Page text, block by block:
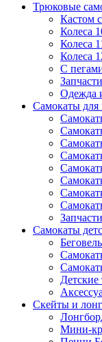
Трюковые
Кастом
Колеса
Колеса
Колеса
С
Запчасти
Одежда
Самокаты для
Самокаты
Детские
Cкейты и
Мини-